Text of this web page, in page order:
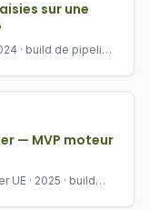
sur une
· build de pipeline
— MVP moteur
· 2025 · build